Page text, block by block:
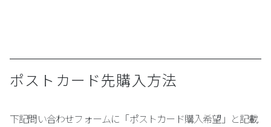
ポストカード先購入方法
下記問い合わせフォームに「ポストカード購入希望」と記載